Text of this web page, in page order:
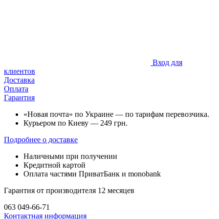
Вход для
клиентов
Доставка
Оплата
Гарантия
«Новая почта» по Украине — по тарифам перевозчика.
Курьером по Киеву — 249 грн.
Подробнее о доставке
Наличными при получении
Кредитной картой
Оплата частями ПриватБанк и monobank
Гарантия от производителя 12 месяцев
063 049-66-71
Контактная информация